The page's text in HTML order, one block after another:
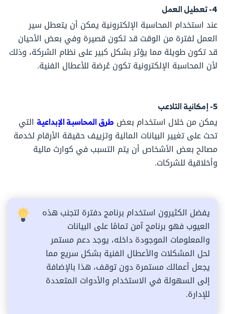
4- تعطيل العمل
عند استخدام المحاسبة الإلكترونية يمكن أن يتعطل سير
العمل لفترة من الوقت قد تكون قصيرة وفي بعض الأحيان
قد تكون طويلة مما يؤثر بشكل كبير على نظام الشركة، وذلك
لأن المحاسبة الإلكترونية تكون عُرضة للأعطال الفنية.
5- إمكانية التلاعب
يمكن من خلال استخدام بعض طرق المحاسبة الإبداعية التي
تحث على تغيير البيانات المالية وتزييف حقيقة الأرقام لخدمة
مصالح بعض الأشخاص أن يتم التسبب في كوارث مالية
وأخلاقية للشركات.
يفضل الكثيرون استخدام برنامج دفترة لتجنب هذه
العيوب فهو برنامج آمن تمامًا على البيانات
والمعلومات الموجودة داخله، يوجد دعم مستمر
لحل المشكلات والأعطال الفنية بشكل سريع مما
يجعل أعمالك مستمرة دون توقف، هذا بالإضافة
إلى السهولة في الاستخدام والأدوات المتعددة
للإدارة.